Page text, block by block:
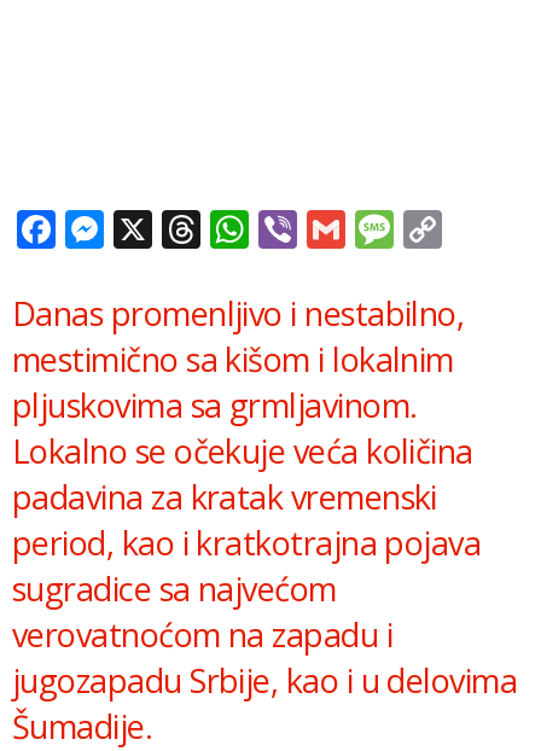
Facebook
Messenger
X Threads
WhatsApp
ViberGmail
Danas promenljivo i nestabilno,
mestimično sa kišom i lokalnim
pljuskovima sa grmljavinom.
Lokalno se očekuje veća količina
padavina za kratak vremenski
period, kao i kratkotrajna pojava
sugradice sa najvećom
verovatnoćom na zapadu i
jugozapadu Srbije, kao i u delovima
Šumadije.